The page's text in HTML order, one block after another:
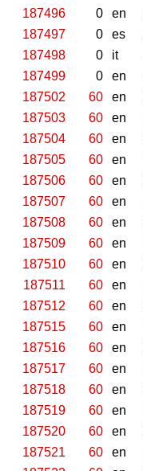
187496
0 en
187497
0 es
187498
0 it
187499
0 en
187502
60 en
187503
60 en
187504
60 en
187505
60 en
187506
60 en
187507
60 en
187508
60 en
187509
60 en
187510
60 en
187511
60 en
187512
60 en
187515
60 en
187516
60 en
187517
60 en
187518
60 en
187519
60 en
187520
60 en
187521
60 en